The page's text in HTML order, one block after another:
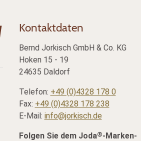
Kontaktdaten
Bernd Jorkisch GmbH & Co. KG
Hoken 15 - 19
24635 Daldorf
Telefon: +49 (0)4328 178 0
Fax: +49 (0)4328 178 238
E-Mail: info@jorkisch.de
Folgen Sie dem Joda®-Marken-